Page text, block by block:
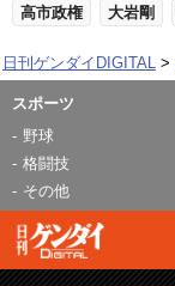
高市政権 大岩剛
日刊ゲンダイDIGITAL
スポーツ
野球
格闘技
その他